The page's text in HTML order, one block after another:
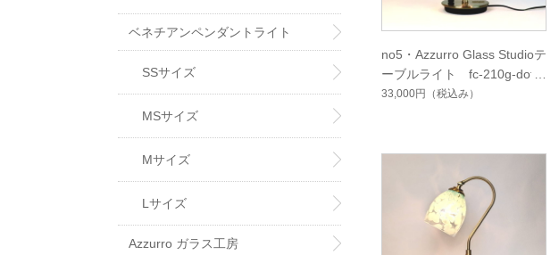
no5・Azzurro Glass Studioテ
ーブルライト fc-210g-dot-b
rown-no5
33,000円 （税込み）
ベネチアンペンダントライト
SSサイズ
MSサイズ
Mサイズ
Lサイズ
Azzurro ガラス工房